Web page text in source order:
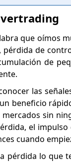
que oímos
pérdida de
de
las
beneficio
sin
el
cuando
pérdida lo que